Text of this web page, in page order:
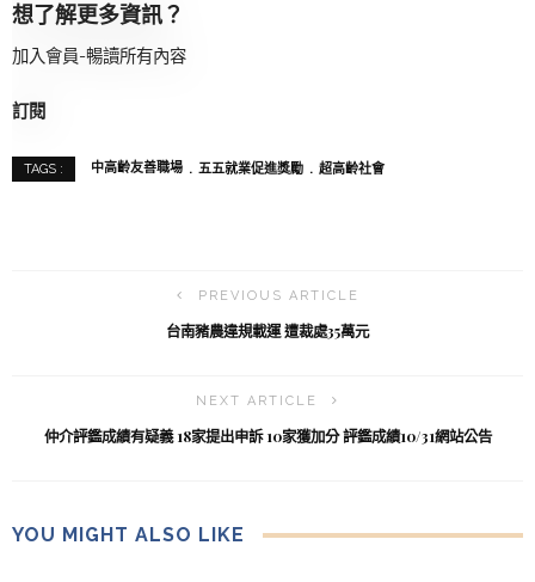
想了解更多資訊？
加入會員-暢讀所有內容
訂閱
TAGS : 中高齡友善職場 五五就業促進獎勵 超高齡社會
PREVIOUS ARTICLE
台南豬農違規載運 遭裁處35萬元
NEXT ARTICLE
仲介評鑑成績有疑義 18家提出申訴 10家獲加分 評鑑成績10/31網站公告
YOU MIGHT ALSO LIKE